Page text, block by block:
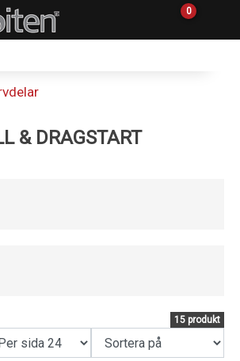
0
& DRAGSTART
15 produkt